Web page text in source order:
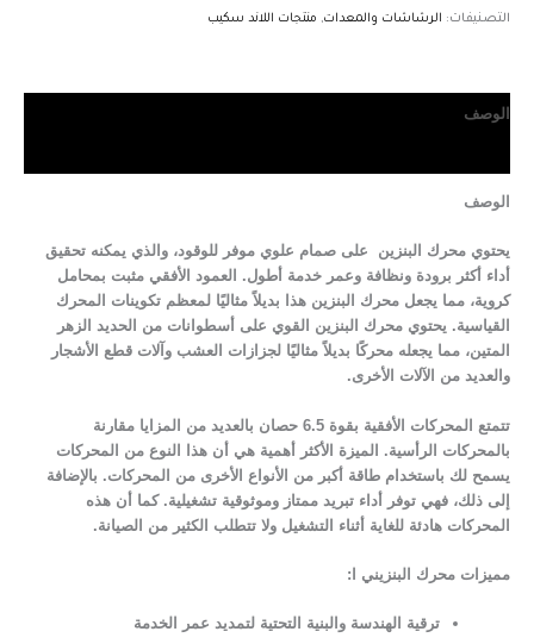
التصنيفات: الرشاشات والمعدات, منتجات اللاند سكيب
الوصف
الوصف
يحتوي محرك البنزين على صمام علوي موفر للوقود، والذي يمكنه تحقيق
أداء أكثر برودة ونظافة وعمر خدمة أطول. العمود الأفقي مثبت بمحامل
كروية، مما يجعل محرك البنزين هذا بديلاً مثاليًا لمعظم تكوينات المحرك
القياسية. يحتوي محرك البنزين القوي على أسطوانات من الحديد الزهر
المتين، مما يجعله محركًا بديلاً مثاليًا لجزازات العشب وآلات قطع الأشجار
والعديد من الآلات الأخرى.
تتمتع المحركات الأفقية بقوة 6.5 حصان
بالعديد من المزايا مقارنة
بالمحركات الرأسية. الميزة الأكثر أهمية هي أن هذا النوع من المحركات
يسمح لك باستخدام طاقة أكبر من الأنواع الأخرى من المحركات. بالإضافة
إلى ذلك، فهي توفر أداء تبريد ممتاز وموثوقية تشغيلية. كما أن هذه
المحركات هادئة للغاية أثناء التشغيل ولا تتطلب الكثير من الصيانة.
مميزات محرك البنزيني ا:
ترقية الهندسة والبنية التحتية لتمديد عمر الخدمة